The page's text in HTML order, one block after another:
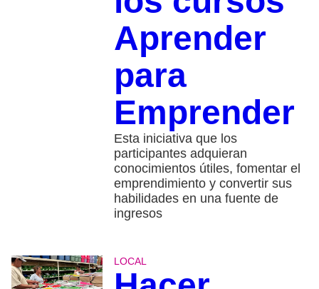
Aprender
para
Emprender
Esta iniciativa que los
participantes adquieran
conocimientos útiles, fomentar el
emprendimiento y convertir sus
habilidades en una fuente de
ingresos
LOCAL